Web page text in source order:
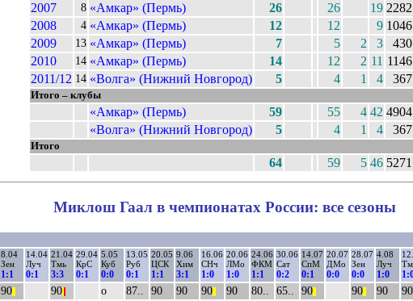
2007 8 «Амкар» (Пермь) 26 26 19 2282
2008
4 «Амкар» (Пермь) 12 12 9 1046
2009
13 «Амкар» (Пермь) 7 5 2 3 430
2010
14 «Амкар» (Пермь) 14 12 2 11 1146
2011/12 14 «Волга» (Нижний Новгород) 5 4 1 4 367
Итого – клубы
«Амкар» (Пермь) 59 55 4 42 4904
«Волга» (Нижний Новгород)
5 4 1 4 367
Итого
64 59 5 46 5271
Миклош Гаал в чемпионатах России: все сезоны
8.04
Зен
1:1
14.04
Луч
0:1
21.04
Тмь
3:3
29.04
КрС
0:1
5.05
Куб
0:0
13.05
Руб
0:1
20.05
ЦСК
1:1
9.06
Хим
3:1
16.06
СНч
1:0
20.06
ЛМо
1:0
24.06
ФКМ
1:1
30.06
Сат
0:2
14.07
СпМ
0:1
20.07
ДМо
0:0
28.07
Зен
0:0
4.08
Луч
1:0
90|| 90| о 87.. 90 90 90|| 90 80.. 65.. 90|| 90|| 90 90